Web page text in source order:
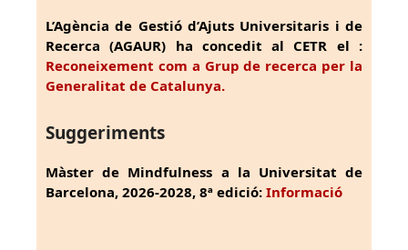
L’Agència de Gestió d’Ajuts Universitaris i de
Recerca (AGAUR) ha concedit al CETR el :
Reconeixement com a Grup de recerca per la
Generalitat de Catalunya.
Suggeriments
Màster de Mindfulness a la Universitat de
Barcelona, 2026-2028, 8ª edició: Informació